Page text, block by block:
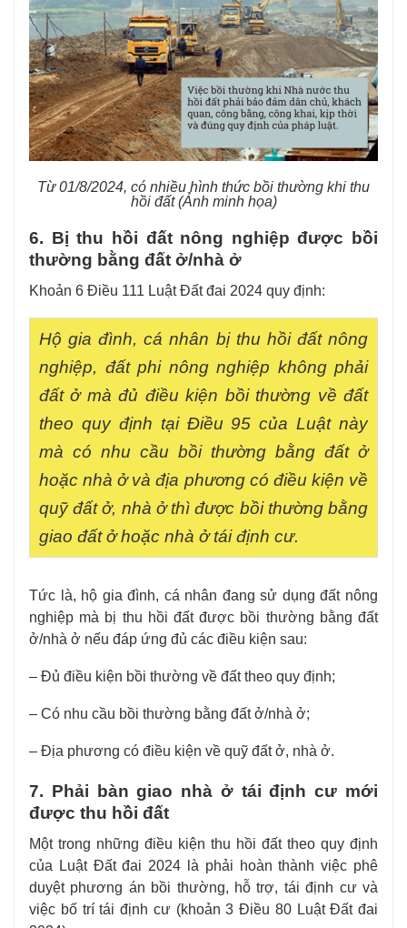
Từ 01/8/2024, có nhiều hình thức bồi thường khi thu
hồi đất (Ảnh minh họa)
6. Bị thu hồi đất nông nghiệp được bồi
thường bằng đất ở/nhà ở
Khoản 6 Điều 111 Luật Đất đai 2024 quy định:
Hộ gia đình, cá nhân bị thu hồi đất nông
nghiệp, đất phi nông nghiệp không phải
đất ở mà đủ điều kiện bồi thường về đất
theo quy định tại Điều 95 của Luật này
mà có nhu cầu bồi thường bằng đất ở
hoặc nhà ở và địa phương có điều kiện về
quỹ đất ở, nhà ở thì được bồi thường bằng
giao đất ở hoặc nhà ở tái định cư.
Tức là, hộ gia đình, cá nhân đang sử dụng đất nông
nghiệp mà bị thu hồi đất được bồi thường bằng đất
ở/nhà ở nếu đáp ứng đủ các điều kiện sau:
– Đủ điều kiện bồi thường về đất theo quy định;
– Có nhu cầu bồi thường bằng đất ở/nhà ở;
– Địa phương có điều kiện về quỹ đất ở, nhà ở.
7. Phải bàn giao nhà ở tái định cư mới
được thu hồi đất
Một trong những điều kiện thu hồi đất theo quy định
của Luật Đất đai 2024 là phải hoàn thành việc phê
duyệt phương án bồi thường, hỗ trợ, tái định cư và
việc bố trí tái định cư (khoản 3 Điều 80 Luật Đất đai